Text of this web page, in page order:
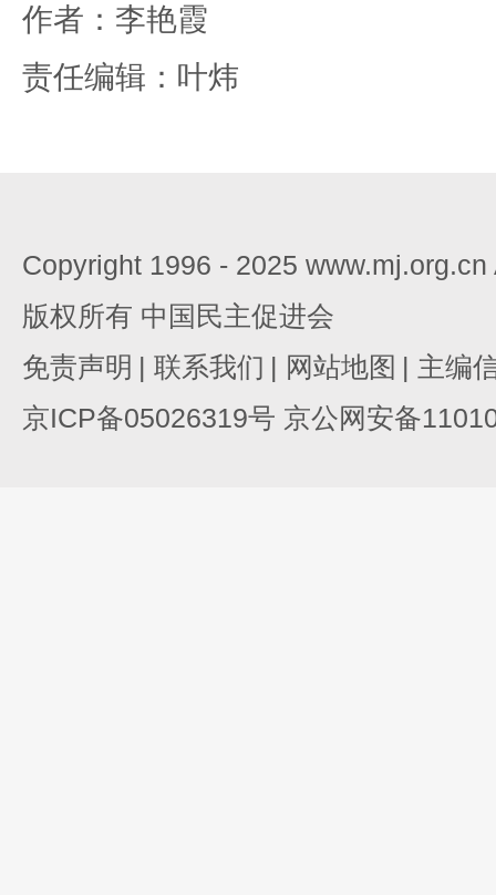
作者：李艳霞
责任编辑：叶炜
Copyright 1996 - 2025
版权所有 中国民主促进会
免责声明 | 联系我们 | 网站地图 | 主编
京ICP备05026319号 京公网安备